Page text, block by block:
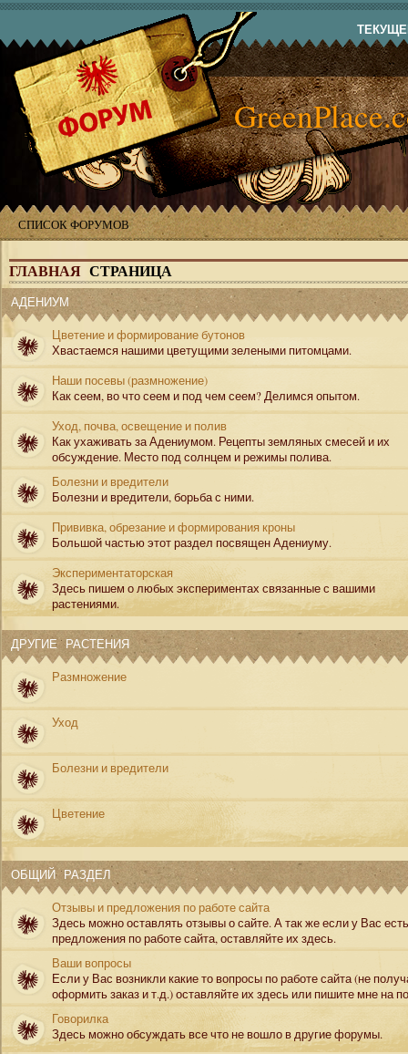
СПИСОК ФОРУМОВ
ГЛАВНАЯ СТРАНИЦА
АДЕНИУМ
Цветение и формирование бутонов
Хвастаемся нашими цветущими зелеными питомцами.
Наши посевы (размножение)
Как сеем, во что сеем и под чем сеем? Делимся опытом.
Уход, почва, освещение и полив
Как ухаживать за Адениумом. Рецепты земляных смесей и их
обсуждение. Место под солнцем и режимы полива.
Болезни и вредители
Болезни и вредители, борьба с ними.
Прививка, обрезание и формирования кроны
Большой частью этот раздел посвящен Адениуму.
Экспериментаторская
Здесь пишем о любых экспериментах связанные с вашими
растениями.
ДРУГИЕ РАСТЕНИЯ
Размножение
Уход
Болезни и вредители
Цветение
ОБЩИЙ РАЗДЕЛ
Отзывы и предложения по работе сайта
Здесь можно оставлять отзывы о сайте. А так же если у Вас есть
предложения по работе сайта, оставляйте их здесь.
Ваши вопросы
Если у Вас возникли какие то вопросы по работе сайта (не
оформить заказ и т.д.) оставляйте их здесь или пишите мне на
Говорилка
Здесь можно обсуждать все что не вошло в другие форумы.